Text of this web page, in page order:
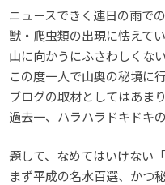
ニュースできく連日の雨で
獣・爬虫類の出現に怯えて
山に向かうにふさわしくな
この度一人で山奥の秘境に
ブログの取材としてはあま
過去一、ハラハラドキドキ
題して、なめてはいけない
まず平成の名水百選、かつ